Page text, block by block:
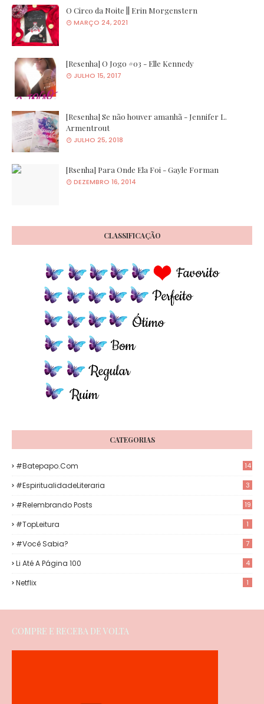
O Circo da Noite || Erin Morgenstern
MARÇO 24, 2021
[Resenha] O Jogo #03 - Elle Kennedy
JULHO 15, 2017
[Resenha] Se não houver amanhã - Jennifer L.
Armentrout
JULHO 25, 2018
[Rsenha] Para Onde Ela Foi - Gayle Forman
DEZEMBRO 16, 2014
CLASSIFICAÇÃO
CATEGORIAS
#Batepapo.com 14
#EspiritualidadeLiteraria 3
#Relembrando Posts 19
#TopLeitura 1
#Você Sabia? 7
Li Até A Página 100 4
Netflix 1
COMPRE E RECEBA DE VOLTA